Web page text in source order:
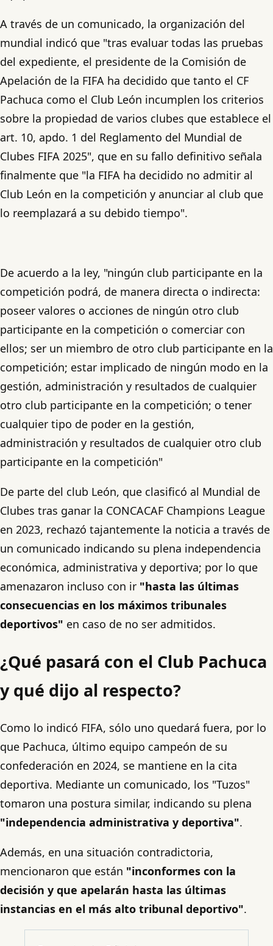
A través de un comunicado, la organización del
mundial indicó que "tras evaluar todas las pruebas
del expediente, el presidente de la Comisión de
Apelación de la FIFA ha decidido que tanto el CF
Pachuca como el Club León incumplen los criterios
sobre la propiedad de varios clubes que establece el
art. 10, apdo. 1 del Reglamento del Mundial de
Clubes FIFA 2025", que en su fallo definitivo señala
finalmente que "la FIFA ha decidido no admitir al
Club León en la competición y anunciar al club que
lo reemplazará a su debido tiempo".
De acuerdo a la ley, "ningún club participante en la
competición podrá, de manera directa o indirecta:
poseer valores o acciones de ningún otro club
participante en la competición o comerciar con
ellos; ser un miembro de otro club participante en la
competición; estar implicado de ningún modo en la
gestión, administración y resultados de cualquier
otro club participante en la competición; o tener
cualquier tipo de poder en la gestión,
administración y resultados de cualquier otro club
participante en la competición"
De parte del club León, que clasificó al Mundial de
Clubes tras ganar la CONCACAF Champions League
en 2023, rechazó tajantemente la noticia a través de
un comunicado indicando su plena independencia
económica, administrativa y deportiva; por lo que
amenazaron incluso con ir "hasta las últimas
consecuencias en los máximos tribunales
deportivos" en caso de no ser admitidos.
¿Qué pasará con el Club Pachuca
y qué dijo al respecto?
Como lo indicó FIFA, sólo uno quedará fuera, por lo
que Pachuca, último equipo campeón de su
confederación en 2024, se mantiene en la cita
deportiva. Mediante un comunicado, los "Tuzos"
tomaron una postura similar, indicando su plena
"independencia administrativa y deportiva".
Además, en una situación contradictoria,
mencionaron que están "inconformes con la
decisión y que apelarán hasta las últimas
instancias en el más alto tribunal deportivo".